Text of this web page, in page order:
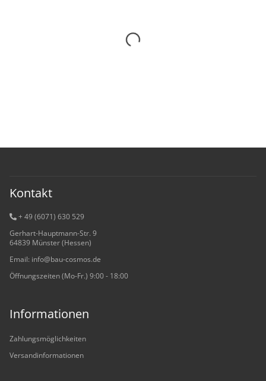
Kontakt
+ 49 (6071) 630 529
Gerhart-Hauptmann-Str. 9
64839 Münster (Hessen)
Email: info@bau-cosmos.de
Öffnungszeiten (Mo-Fr.) 9:00 - 18:00
Informationen
Zahlungsmöglichkeiten
Versandinformationen